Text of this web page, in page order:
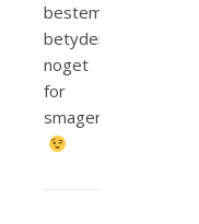
bestemt
betyder
noget
for
smagen